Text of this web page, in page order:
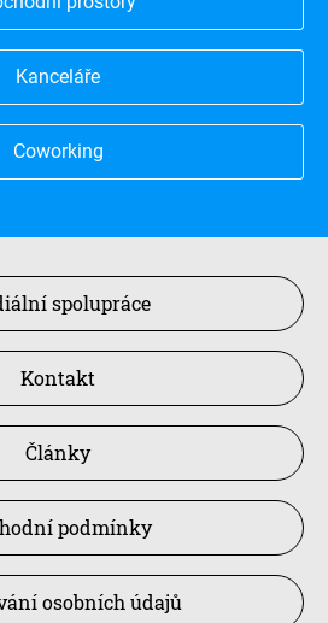
Kanceláře
Coworking
spolupráce
Kontakt
Články
podmínky
osobních údajů